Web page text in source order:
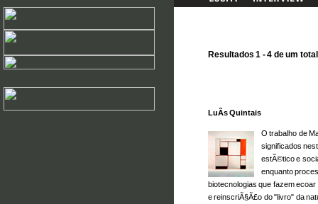
Resultados 1 - 4 de um
LuÃ­s Quintais
O trabalho de
significados
estÃ©tico e
enquanto
biotecnologias que fazem
e reinscriÃ§Ã£o do "livro" da